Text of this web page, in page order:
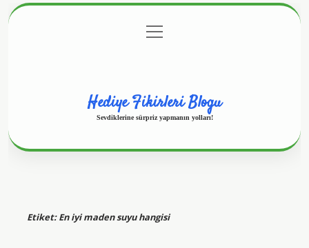
Gizlilik Politikası
menüyü
aç
Hediye Fikirleri Blogu
Sevdiklerine sürpriz yapmanın yolları!
Etiket:En iyi maden suyu hangisi